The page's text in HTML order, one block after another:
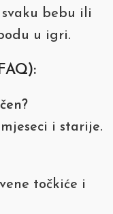
bebu ili
u igri.
i starije.
točkiće i